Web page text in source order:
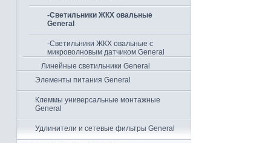
-Светильники ЖКХ овальные
General
-Светильники ЖКХ овальные с
микроволновым датчиком General
Линейные светильники General
Элементы питания General
Клеммы универсальные монтажные
General
Удлинители и сетевые фильтры General